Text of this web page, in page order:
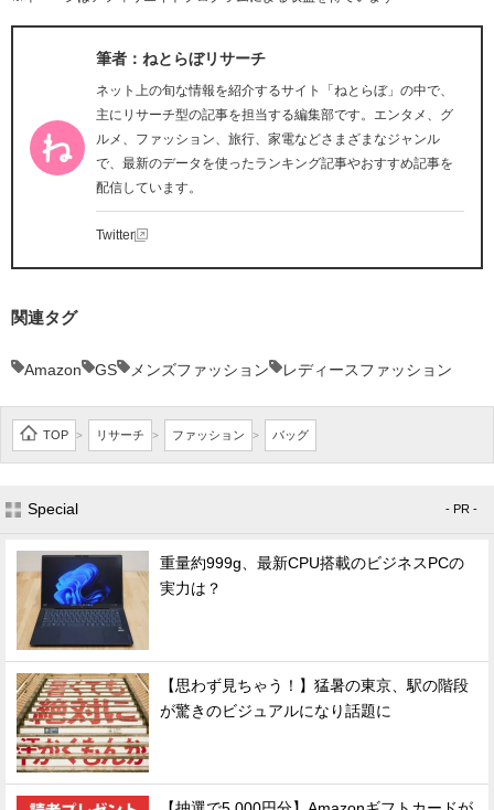
筆者：ねとらぼリサーチ
ネット上の旬な情報を紹介するサイト「ねとらぼ」の中で、
主にリサーチ型の記事を担当する編集部です。エンタメ、グ
ルメ、ファッション、旅行、家電などさまざまなジャンル
で、最新のデータを使ったランキング記事やおすすめ記事を
配信しています。
Twitter
関連タグ
Amazon GS メンズファッション レディースファッション
TOP > リサーチ > ファッション > バッグ
Special - PR -
重量約999g、最新CPU搭載のビジネスPCの
実力は？
【思わず見ちゃう！】猛暑の東京、駅の階段
が驚きのビジュアルになり話題に